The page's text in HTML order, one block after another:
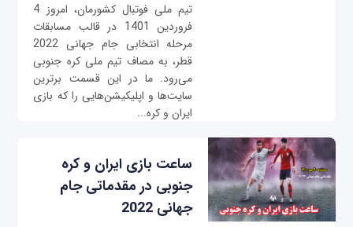
تیم ملی فوتبال کشورمان، امروز 4
فروردین 1401 در قالب مسابقات
مرحله انتخابی جام جهانی 2022
قطر، به مصاف تیم ملی کره جنوبی
می‌رود. ما در این قسمت برترین
سایت‌ها و اپلیکیشن‌هایی را که بازی
ایران و کره...
ساعت بازی ایران و کره
جنوبی در مقدماتی جام
جهانی 2022